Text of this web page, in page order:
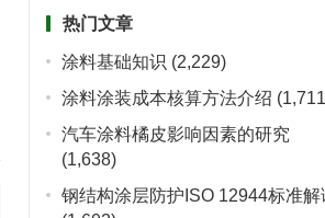
热门文章
涂料基础知识 (2,229)
涂料涂装成本核算方法介绍
汽车涂料橘皮影响因素的研究
(1,638)
钢结构涂层防护ISO 12944标准解